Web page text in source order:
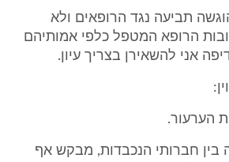
הוגשה תביעה נגד הרופאים ולא
הרופא המטפל כלפי אמותיהם
אני להשאירן בצריך עיון.
בין חברותי הנכבדות, מבקש אף